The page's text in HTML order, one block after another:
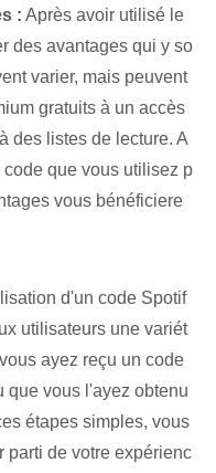
: Après avoir utilisé le
des avantages qui y so
varier, mais peuvent
gratuits‍ à un accès
des listes de lecture. A
que vous utilisez p
vous bénéficiere
d'un ⁤code⁤ Spotif
utilisateurs une variét
ayez reçu un code
que vous l'ayez obtenu
étapes simples, vous
parti de votre expérienc